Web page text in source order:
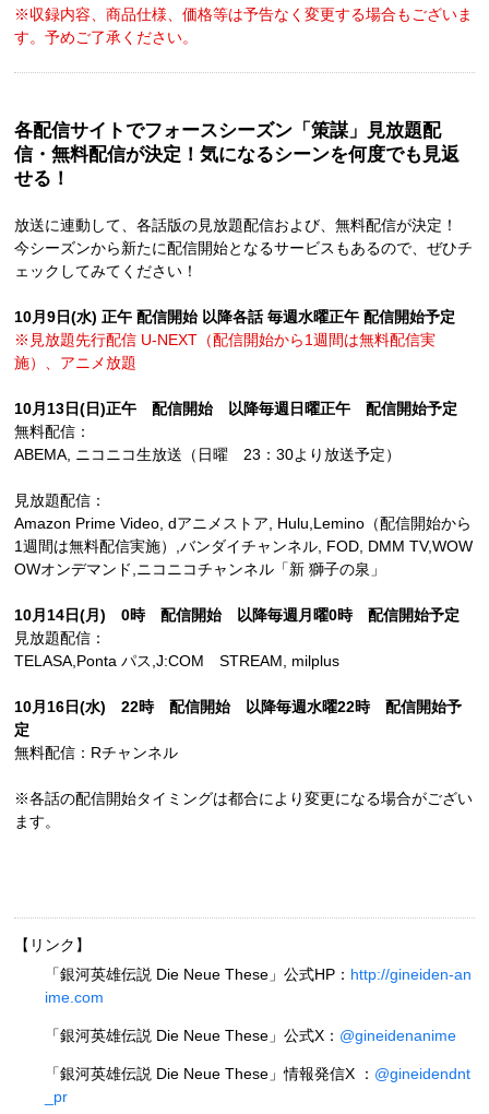
※収録内容、商品仕様、価格等は予告なく変更する場合もございま
す。予めご了承ください。
各配信サイトでフォースシーズン「策謀」見放題配
信・無料配信が決定！気になるシーンを何度でも見返
せる！
放送に連動して、各話版の見放題配信および、無料配信が決定！
今シーズンから新たに配信開始となるサービスもあるので、ぜひチ
ェックしてみてください！
10月9日(水) 正午 配信開始 以降各話 毎週水曜正午 配信開始予定
※見放題先行配信 U-NEXT（配信開始から1週間は無料配信実
施）、アニメ放題
10月13日(日)正午 配信開始 以降毎週日曜正午 配信開始予定
無料配信：
ABEMA, ニコニコ生放送（日曜 23：30より放送予定）
見放題配信：
Amazon Prime Video, dアニメストア, Hulu,Lemino（配信開始から
1週間は無料配信実施）,バンダイチャンネル, FOD, DMM TV,WOW
OWオンデマンド,ニコニコチャンネル「新 獅子の泉」
10月14日(月) 0時 配信開始 以降毎週月曜0時 配信開始予定
見放題配信：
TELASA,Ponta パス,J:COM STREAM, milplus
10月16日(水) 22時 配信開始 以降毎週水曜22時 配信開始予
定
無料配信：Rチャンネル
※各話の配信開始タイミングは都合により変更になる場合がござい
ます。
【リンク】
「銀河英雄伝説 Die Neue These」公式HP： http://gineiden-an
ime.com
「銀河英雄伝説 Die Neue These」公式X： @gineidenanime
「銀河英雄伝説 Die Neue These」情報発信X ： @gineidendnt
_pr